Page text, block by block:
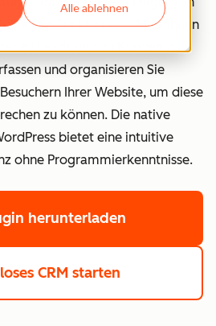
Alle ablehnen
von Funktionen, die es Ihnen
zu Leads und zu Kunden zu
und organisieren Sie
Ihrer Website, um diese
zu können. Die native
bietet eine intuitive
ohne Programmierkenntnisse.
herunterladen
CRM starten